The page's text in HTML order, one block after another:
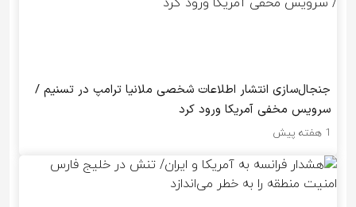
جنجال‌سازی انتشار اطلاعات شخصی ملانیا ترامپ در تسنیم /
سرویس مخفی آمریکا ورود کرد
1 هفته پیش